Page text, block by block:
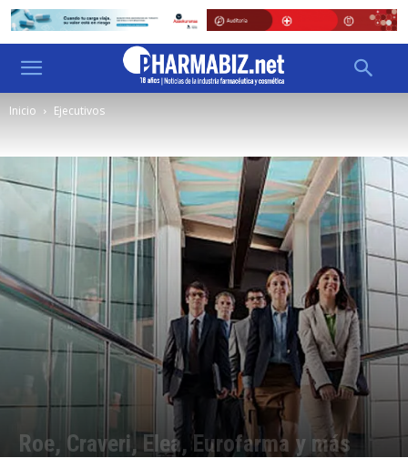
Inicio Ejecutivos
Roe, Craveri, Elea, Eurofarma y más